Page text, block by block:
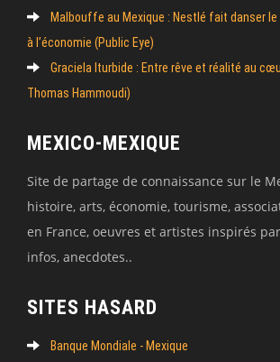
Malbouffe au Mexique : Nestlé fait danser le
à l’économie (Public Eye)
Graciela Iturbide : Entre rêve et réalité au
Thomas Hammoudi)
MEXICO-MEXIQUE
Site de partage de connaissance sur le
histoire, arts, économie, tourisme,
en France, oeuvres et artistes inspirés
infos, anecdotes..
SITES HASARD
Banque Mondiale - Mexique